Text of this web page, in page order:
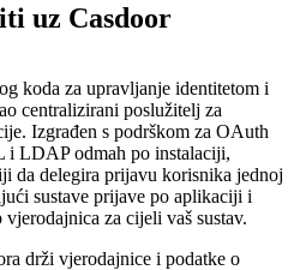
uz Casdoor
koda za upravljanje identitetom i
centralizirani poslužitelj za
Izgrađen s podrškom za OAuth
i LDAP odmah po instalaciji,
da delegira prijavu korisnika jednoj
sustave prijave po aplikaciji i
za cijeli vaš sustav.
drži vjerodajnice i podatke o